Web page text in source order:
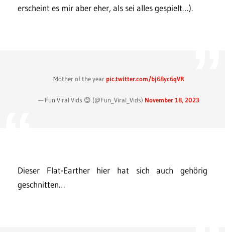
erscheint es mir aber eher, als sei alles gespielt…).
Mother of the year pic.twitter.com/bj68yc6qVR
— Fun Viral Vids 😊 (@Fun_Viral_Vids) November 18, 2023
Dieser Flat-Earther hier hat sich auch gehörig
geschnitten…